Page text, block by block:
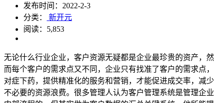
发布时间：2022-2-3
分类：
新开元
阅读：5,853
无论什么行业企业，客户资源无疑都是企业最珍贵的资产，然
而每个客户的需求点又不同，企业只有找准了客户的需求点，
对症下药，提供精准化的服务和营销，才能促进成交率，减少
不必要的资源浪费。很多管理人认为客户管理系统是管理企业